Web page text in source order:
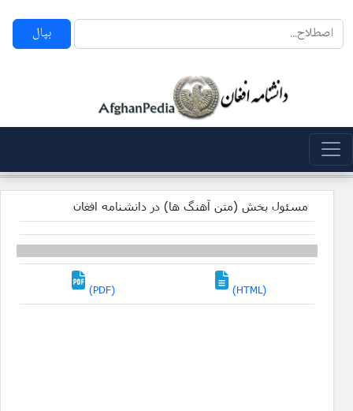
بپال
مسئول بخش (متن آهنگ ها) در دانشنامه افغان
(PDF) (HTML)